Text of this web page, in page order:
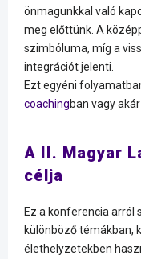
önmagunkkal való
meg előttünk. A
szimbóluma, míg a
integrációt jelenti.
Ezt egyéni
coachingban vagy
A II. Magyar
célja
Ez a konferencia arról
különböző témákban,
élethelyzetekben